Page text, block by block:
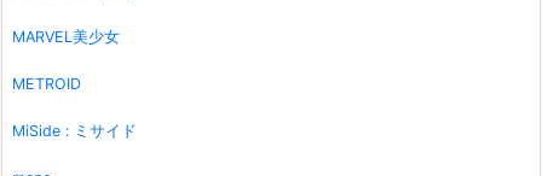
MARVEL美少女
METROID
MiSide : ミサイド